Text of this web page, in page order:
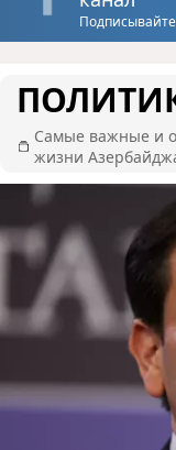
Самые важные и
жизни